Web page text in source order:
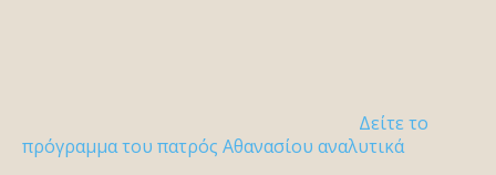
Δείτε το
πρόγραμμα του πατρός Αθανασίου αναλυτικά